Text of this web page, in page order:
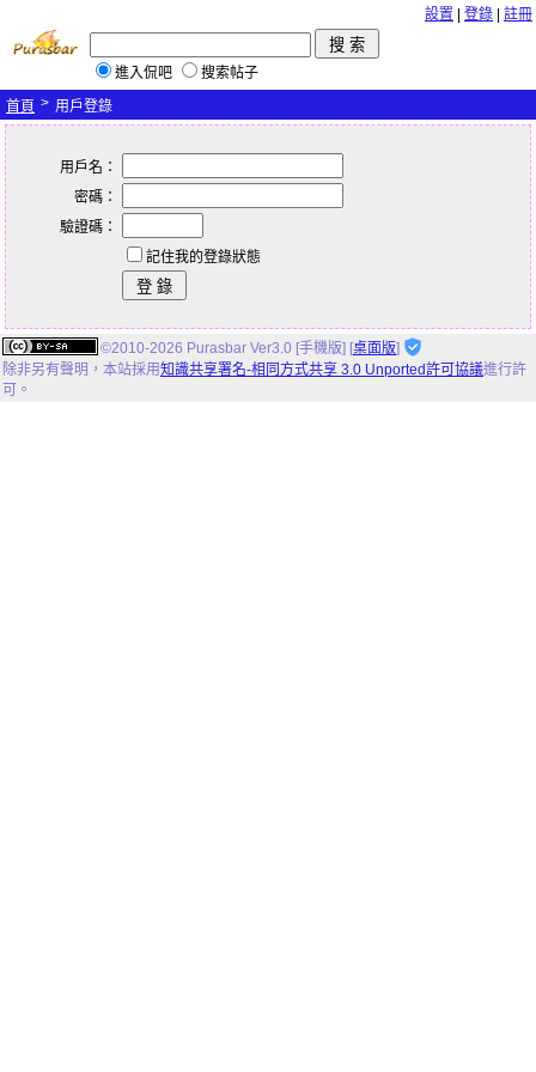
設置 登錄 註冊
進入侃吧
搜索帖子
首頁 > 用戶登錄
用戶名：
密碼：
驗證碼：
記住我的登錄狀態
©2010-2026 Purasbar Ver3.0 [手機版] [桌面版]
除非另有聲明， 本站採用知識共享署名-相同方式共享 3.0 Unported許可協議進行許
可。